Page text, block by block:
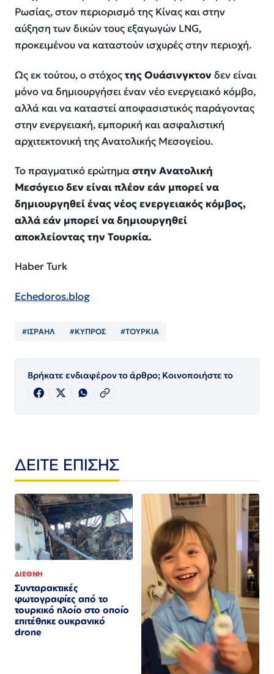
Ρωσίας, στον περιορισμό της Κίνας και στην
αύξηση των δικών τους εξαγωγών LNG,
προκειμένου να καταστούν ισχυρές στην περιοχή.
Ως εκ τούτου, ο στόχοςτης Ουάσινγκτονδεν είναι
μόνο να δημιουργήσει έναν νέο ενεργειακό κόμβο,
αλλά και να καταστεί αποφασιστικός παράγοντας
στην ενεργειακή, εμπορική και ασφαλιστική
αρχιτεκτονική της Ανατολικής Μεσογείου.
Το πραγματικό ερώτημαστην Ανατολική
Μεσόγειο δεν είναι πλέον εάν μπορεί να
δημιουργηθεί ένας νέος ενεργειακός κόμβος,
αλλά εάν μπορεί να δημιουργηθεί
αποκλείοντας την Τουρκία.
Haber Turk
Echedoros.blog
#ΙΣΡΑΗΛ #ΚΥΠΡΟΣ #ΤΟΥΡΚΙΑ
Βρήκατε ενδιαφέρον το άρθρο; Κοινοποιήστε το
ΔΕΙΤΕ ΕΠΙΣΗΣ
ΔΙΕΘΝΗ
Συνταρακτικές
φωτογραφίες από το
τουρκικό πλοίο στο οποίο
επιτέθηκε ουκρανικό
drone